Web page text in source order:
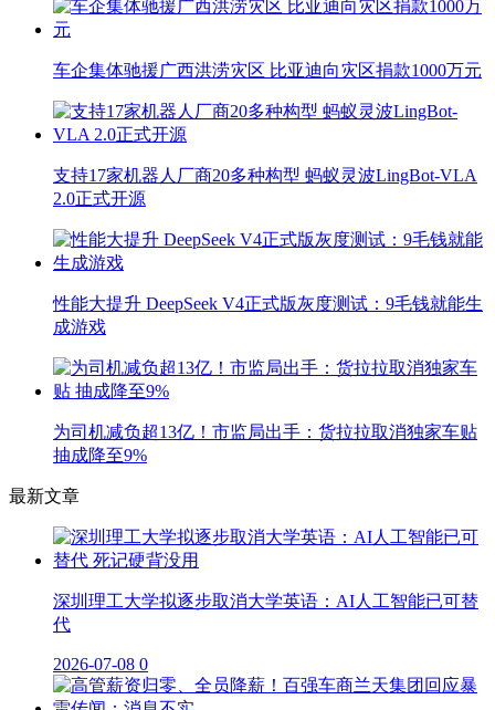
车企集体驰援广西洪涝灾区 比亚迪向灾区捐款1000万元
支持17家机器人厂商20多种构型 蚂蚁灵波LingBot-VLA
2.0正式开源
性能大提升 DeepSeek V4正式版灰度测试：9毛钱就能生
成游戏
为司机减负超13亿！市监局出手：货拉拉取消独家车贴
抽成降至9%
最新文章
深圳理工大学拟逐步取消大学英语：AI人工智能已可替
代
2026-07-08 0